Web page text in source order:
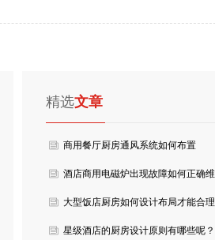
精选文章
商用餐厅厨房通风系统如何布置
酒店商用电磁炉出现故障如何正确维
修呢？
大型饭店厨房如何设计布局才能合理
的利用空间呢？
星级酒店的厨房设计原则有哪些呢？